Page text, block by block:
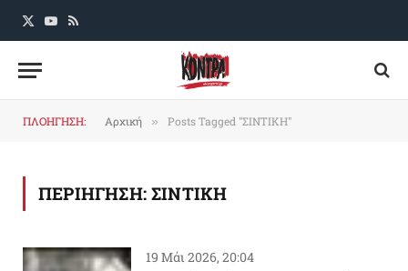
X
YouTube
RSS
ΠΛΟΗΓΗΣΗ: Αρχική » Posts Tagged "ΣΙΝΤΙΚΗ"
ΠΕΡΙΗΓΗΣΗ:ΣΙΝΤΙΚΗ
19 Μάι 2026, 20:04